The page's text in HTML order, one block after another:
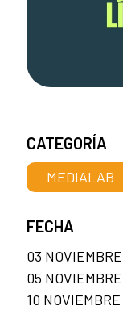
CATEGORÍA
MEDIALAB
FECHA
03
05
10